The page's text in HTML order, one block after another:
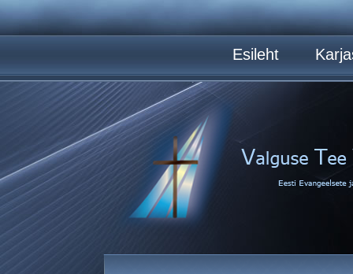
Esileht